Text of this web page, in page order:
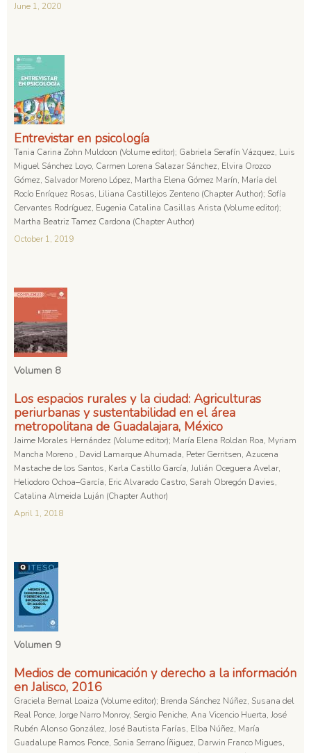
June 1, 2020
Entrevistar en psicología
Tania Carina Zohn Muldoon (Volume editor); Gabriela Serafín Vázquez, Luis
Miguel Sánchez Loyo, Carmen Lorena Salazar Sánchez, Elvira Orozco
Gómez, Salvador Moreno López, Martha Elena Gómez Marín, María del
Rocío Enríquez Rosas, Liliana Castillejos Zenteno (Chapter Author); Sofía
Cervantes Rodríguez, Eugenia Catalina Casillas Arista (Volume editor);
Martha Beatriz Tamez Cardona (Chapter Author)
October 1, 2019
Volumen 8
Los espacios rurales y la ciudad: Agriculturas
periurbanas y sustentabilidad en el área
metropolitana de Guadalajara, México
Jaime Morales Hernández (Volume editor); María Elena Roldan Roa, Myriam
Mancha Moreno , David Lamarque Ahumada, Peter Gerritsen, Azucena
Mastache de los Santos, Karla Castillo García, Julián Oceguera Avelar,
Heliodoro Ochoa–García, Eric Alvarado Castro, Sarah Obregón Davies,
Catalina Almeida Luján (Chapter Author)
April 1, 2018
Volumen 9
Medios de comunicación y derecho a la información
en Jalisco, 2016
Graciela Bernal Loaiza (Volume editor); Brenda Sánchez Núñez, Susana del
Real Ponce, Jorge Narro Monroy, Sergio Peniche, Ana Vicencio Huerta, José
Rubén Alonso González, José Bautista Farías, Elba Núñez, María
Guadalupe Ramos Ponce, Sonia Serrano Íñiguez, Darwin Franco Migues,